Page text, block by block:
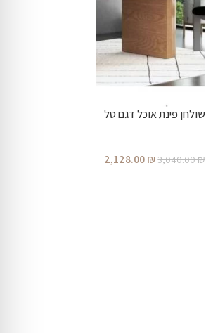
שולחן פינת אוכל דגם טל
3,040.00₪
2,128.00₪